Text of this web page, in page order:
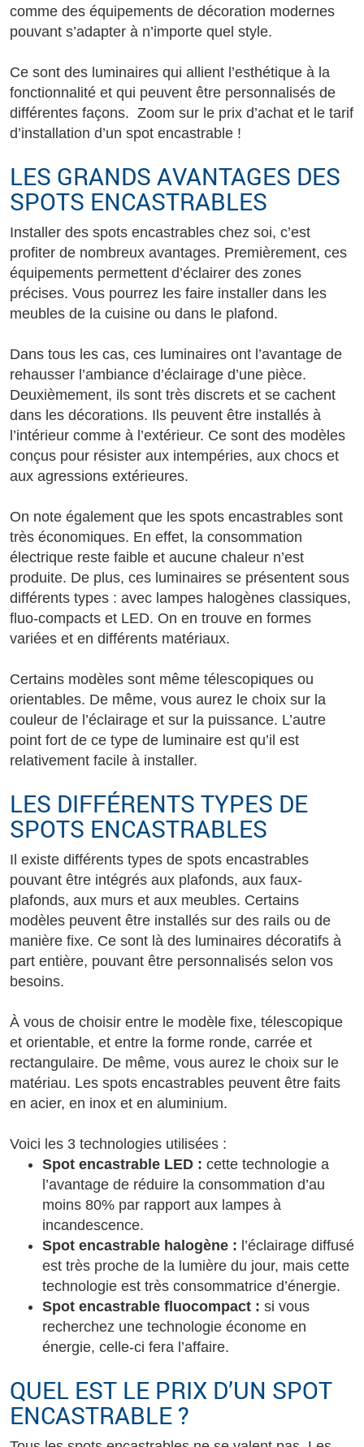
comme des équipements de décoration modernes
pouvant s’adapter à n’importe quel style.
Ce sont des luminaires qui allient l’esthétique à la
fonctionnalité et qui peuvent être personnalisés de
différentes façons. Zoom sur le prix d’achat et le tarif
d’installation d’un spot encastrable !
LES GRANDS AVANTAGES DES
SPOTS ENCASTRABLES
Installer des spots encastrables chez soi, c’est
profiter de nombreux avantages. Premièrement, ces
équipements permettent d’éclairer des zones
précises. Vous pourrez les faire installer dans les
meubles de la cuisine ou dans le plafond.
Dans tous les cas, ces luminaires ont l’avantage de
rehausser l’ambiance d’éclairage d’une pièce.
Deuxièmement, ils sont très discrets et se cachent
dans les décorations. Ils peuvent être installés à
l’intérieur comme à l’extérieur. Ce sont des modèles
conçus pour résister aux intempéries, aux chocs et
aux agressions extérieures.
On note également que les spots encastrables sont
très économiques. En effet, la consommation
électrique reste faible et aucune chaleur n’est
produite. De plus, ces luminaires se présentent sous
différents types : avec lampes halogènes classiques,
fluo-compacts et LED. On en trouve en formes
variées et en différents matériaux.
Certains modèles sont même télescopiques ou
orientables. De même, vous aurez le choix sur la
couleur de l’éclairage et sur la puissance. L’autre
point fort de ce type de luminaire est qu’il est
relativement facile à installer.
LES DIFFÉRENTS TYPES DE
SPOTS ENCASTRABLES
Il existe différents types de spots encastrables
pouvant être intégrés aux plafonds, aux faux-
plafonds, aux murs et aux meubles. Certains
modèles peuvent être installés sur des rails ou de
manière fixe. Ce sont là des luminaires décoratifs à
part entière, pouvant être personnalisés selon vos
besoins.
À vous de choisir entre le modèle fixe, télescopique
et orientable, et entre la forme ronde, carrée et
rectangulaire. De même, vous aurez le choix sur le
matériau. Les spots encastrables peuvent être faits
en acier, en inox et en aluminium.
Voici les 3 technologies utilisées :
Spot encastrable LED : cette technologie a
l’avantage de réduire la consommation d’au
moins 80% par rapport aux lampes à
incandescence.
Spot encastrable halogène : l’éclairage diffusé
est très proche de la lumière du jour, mais cette
technologie est très consommatrice d’énergie.
Spot encastrable fluocompact : si vous
recherchez une technologie économe en
énergie, celle-ci fera l’affaire.
QUEL EST LE PRIX D’UN SPOT
ENCASTRABLE ?